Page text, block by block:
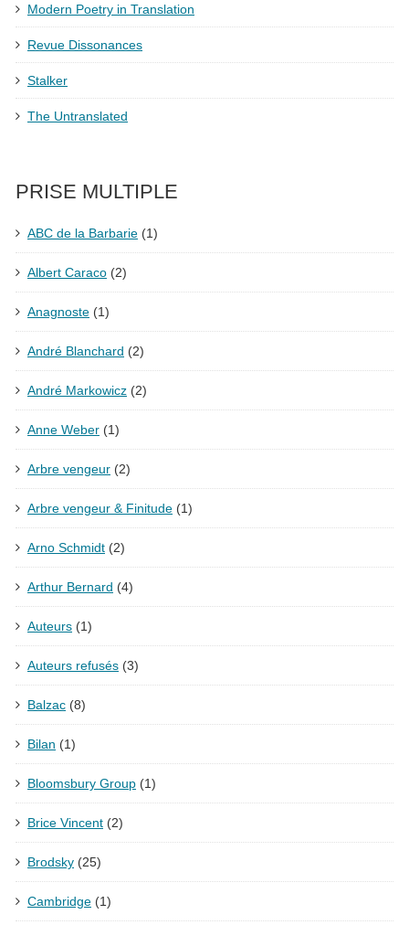
Modern Poetry in Translation
Revue Dissonances
Stalker
The Untranslated
PRISE MULTIPLE
ABC de la Barbarie (1)
Albert Caraco (2)
Anagnoste (1)
André Blanchard (2)
André Markowicz (2)
Anne Weber (1)
Arbre vengeur (2)
Arbre vengeur & Finitude (1)
Arno Schmidt (2)
Arthur Bernard (4)
Auteurs (1)
Auteurs refusés (3)
Balzac (8)
Bilan (1)
Bloomsbury Group (1)
Brice Vincent (2)
Brodsky (25)
Cambridge (1)